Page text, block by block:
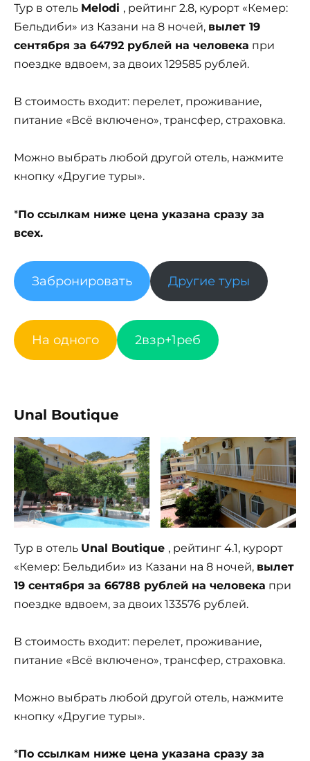
Тур в отель Melodi , рейтинг 2.8, курорт «Кемер:
Бельдиби» из Казани на 8 ночей, вылет 19
сентября за 64792 рублей на человека при
поездке вдвоем, за двоих 129585 рублей.
В стоимость входит: перелет, проживание,
питание «Всё включено», трансфер, страховка.
Можно выбрать любой другой отель, нажмите
кнопку «Другие туры».
*По ссылкам ниже цена указана сразу за
всех.
Забронировать Другие туры
На одного 2взр+1реб
Unal Boutique
Тур в отель Unal Boutique , рейтинг 4.1, курорт
«Кемер: Бельдиби» из Казани на 8 ночей, вылет
19 сентября за 66788 рублей на человека при
поездке вдвоем, за двоих 133576 рублей.
В стоимость входит: перелет, проживание,
питание «Всё включено», трансфер, страховка.
Можно выбрать любой другой отель, нажмите
кнопку «Другие туры».
*По ссылкам ниже цена указана сразу за